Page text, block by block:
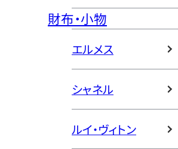
財布・小物
エルメス
シャネル
ルイ・ヴィトン